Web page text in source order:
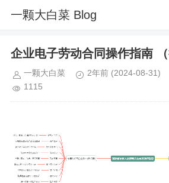
一颗大白菜 Blog
企业电子劳动合同操作指南 （
一颗大白菜 2年前 (2024-08-31)
1115